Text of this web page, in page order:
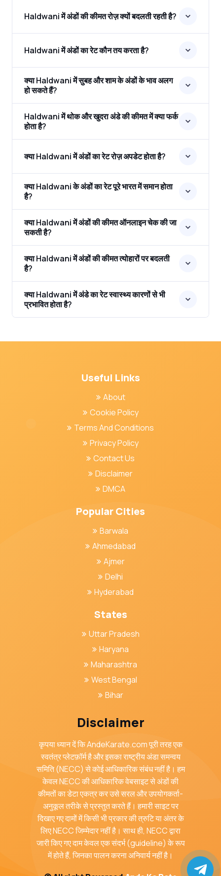
Haldwani में अंडों की कीमत रोज़ क्यों बदलती रहती है?
Haldwani में अंडों का रेट कौन तय करता है?
क्या Haldwani में सुबह और शाम के अंडों के भाव अलग
हो सकते हैं?
Haldwani में थोक और खुदरा अंडे की कीमत में क्या फर्क
होता है?
क्या Haldwani में अंडों का रेट रोज़ अपडेट होता है?
क्या Haldwani के अंडों का रेट पूरे भारत में समान होता
है?
क्या Haldwani में अंडों की कीमत ऑनलाइन चेक की जा
सकती है?
क्या Haldwani में अंडों की कीमत त्योहारों पर बदलती
है?
क्या Haldwani में अंडे का रेट स्वास्थ्य कारणों से भी
प्रभावित होता है?
Useful Links
About
Cookie Policy
Terms And Conditions
Privacy Policy
Contact Us
Disclaimer
DMCA
Popular Cities
Barwala
Ahmedabad
Ajmer
Delhi
Hyderabad
States
Uttar Pradesh
Haryana
Maharashtra
West Bengal
Bihar
Disclaimer
कृपया ध्यान दें कि AndeKarate.com पूरी तरह एक
स्वतंत्र प्लेटफ़ॉर्म है और इसका राष्ट्रीय अंडा समन्वय
समिति (NECC) से कोई आधिकारिक संबंध नहीं है। हम
केवल NECC की आधिकारिक वेबसाइट से अंडों की
कीमतों का डेटा एकत्र कर उसे सरल और उपयोगकर्ता-
अनुकूल तरीके से प्रस्तुत करते हैं। हमारी साइट पर
दिखाए गए दामों में किसी भी प्रकार की त्रुटि या अंतर के
लिए NECC जिम्मेदार नहीं है। साथ ही, NECC द्वारा
जारी किए गए दाम केवल एक संदर्भ (guideline) के रूप
में होते हैं, जिनका पालन करना अनिवार्य नहीं है।